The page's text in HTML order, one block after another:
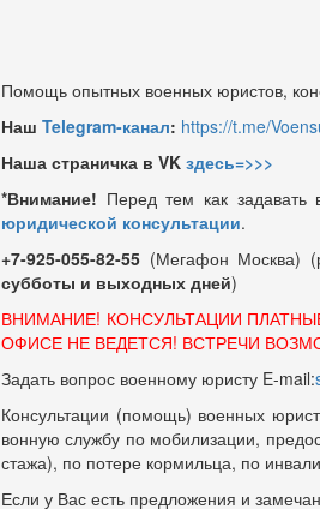
Помощь опытных военных юристов,
Наш Telegram-канал: https://t.me/
Наша страничка в VK здесь=>>>
*Внимание! Перед тем как
юридической консультации.
+7-925-055-82-55 (Мегафон Москва)
субботы и выходных дней)
ВНИМАНИЕ! КОНСУЛЬТАЦИИ
ОФИСЕ НЕ ВЕДЕТСЯ! ВСТРЕЧИ
Задать вопрос военному юристу E-mail:
Консультации (помощь) военных
вонную службу по мобилизации,
стажа), по потере кормильца, по
Если у Вас есть предложения и